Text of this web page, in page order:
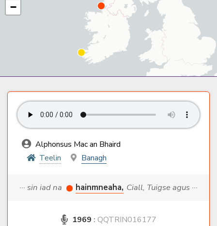
−
Alphonsus Mac an Bhaird
Teelin
Banagh
··· sin iad na hainmneaha, Ciall, Tuigse agus ···
1969 : QQTRIN016177